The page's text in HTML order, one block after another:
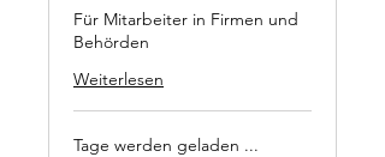
Für Mitarbeiter in Firmen und
Behörden
Weiterlesen
Tage werden geladen ...